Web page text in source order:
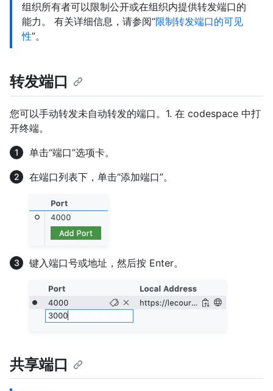
组织所有者可以限制公开或在组织内提供转发端口的
能力。 有关详细信息，请参阅“限制转发端口的可见
性”。
转发端口
您可以手动转发未自动转发的端口。1. 在 codespace 中打
开终端。
单击“端口”选项卡。
在端口列表下，单击“添加端口”。
键入端口号或地址，然后按 Enter。
共享端口